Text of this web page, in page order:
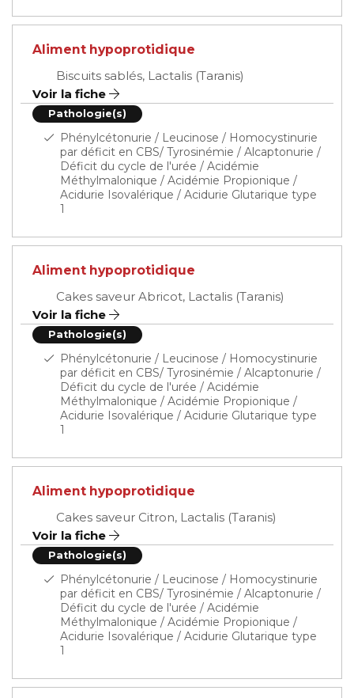
Aliment hypoprotidique
Biscuits sablés, Lactalis (Taranis)
Voir la fiche
Pathologie(s)
Phénylcétonurie / Leucinose / Homocystinurie
par déficit en CBS/ Tyrosinémie / Alcaptonurie /
Déficit du cycle de l'urée / Acidémie
Méthylmalonique / Acidémie Propionique /
Acidurie Isovalérique / Acidurie Glutarique type
1
Aliment hypoprotidique
Cakes saveur Abricot, Lactalis (Taranis)
Voir la fiche
Pathologie(s)
Phénylcétonurie / Leucinose / Homocystinurie
par déficit en CBS/ Tyrosinémie / Alcaptonurie /
Déficit du cycle de l'urée / Acidémie
Méthylmalonique / Acidémie Propionique /
Acidurie Isovalérique / Acidurie Glutarique type
1
Aliment hypoprotidique
Cakes saveur Citron, Lactalis (Taranis)
Voir la fiche
Pathologie(s)
Phénylcétonurie / Leucinose / Homocystinurie
par déficit en CBS/ Tyrosinémie / Alcaptonurie /
Déficit du cycle de l'urée / Acidémie
Méthylmalonique / Acidémie Propionique /
Acidurie Isovalérique / Acidurie Glutarique type
1